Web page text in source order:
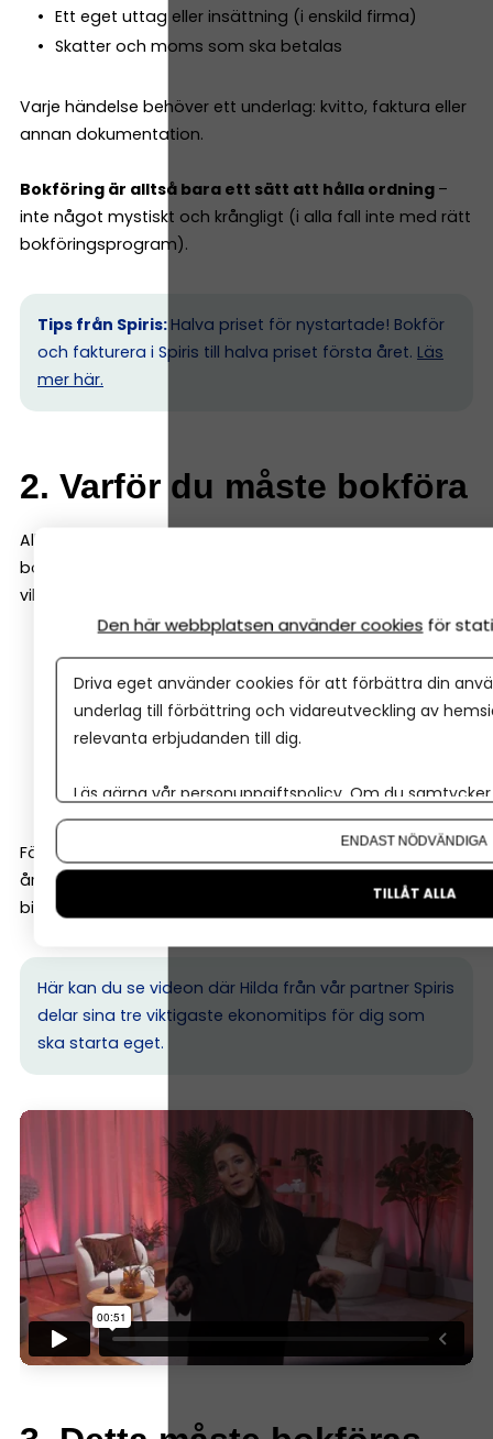
Ett eget uttag eller insättning (i enskild firma)
Skatter och moms som ska betalas
Varje händelse behöver ett underlag: kvitto, faktura eller
annan dokumentation.
Bokföring är alltså bara ett sätt att hålla ordning –
inte något mystiskt och krångligt (i alla fall inte med rätt
bokföringsprogram).
Tips från Spiris: Halva priset för nystartade! Bokför
och fakturera i Spiris till halva priset första året. Läs
mer här.
2. Varför du måste bokföra
Alla företagare måste bokföra enligt lag, oavsett
bolagsform. Det finns tre skäl till varför bokföring är
viktigt:
sköter ekonomin.
Koll:Du ser om du går med vinst eller förlust och
slipper obehagliga överraskningar.
prissättning, budget och investeringar.
För aktiebolag är bokföringen dessutom grunden för
årsredovisningen, medan enskilda firmor lämnar NE-
bilagan i deklarationen.
Här kan du se videon där Hilda från vår partner Spiris
delar sina tre viktigaste ekonomitips för dig som
ska starta eget.
Den här webbplatsen använder cookies för
Driva eget använder cookies för att förbättra din
underlag till förbättring och vidareutveckling av
relevanta erbjudanden till dig.
Läs gärna vår personuppgiftspolicy. Om du
Om du vill ändra ditt val i efterhand hittar du den
ENDAST NÖDVÄNDIGA
TILLÅT ALLA